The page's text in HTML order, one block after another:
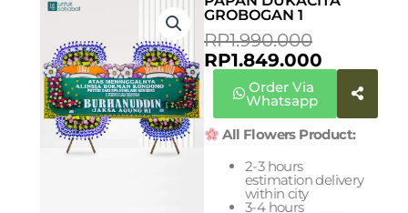
GROBOGAN 1
RP1.990.000
PRICE
RP1.849.000
Order Via
Whatsapp
All Flowers Product:
2-3 hours
estimation delivery
within city
3-4 hours